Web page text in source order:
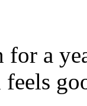
for a